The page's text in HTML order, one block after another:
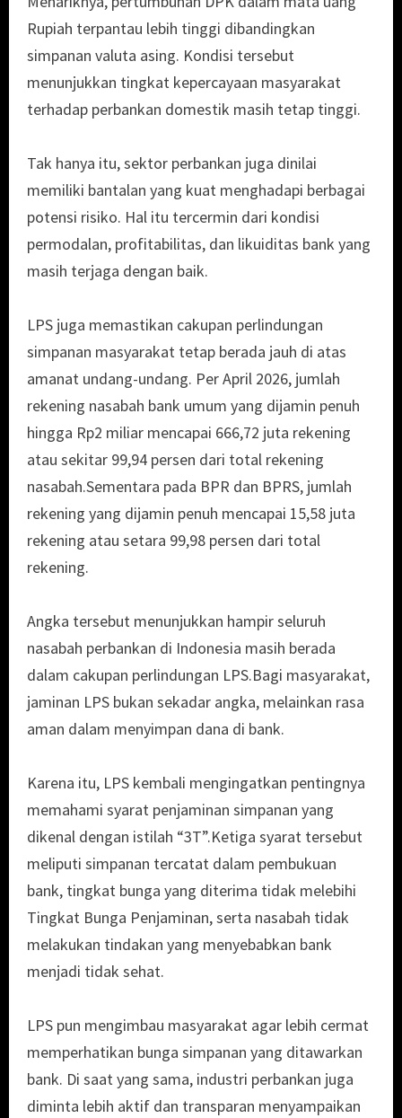
Rupiah terpantau lebih tinggi dibandingkan
simpanan valuta asing. Kondisi tersebut
menunjukkan tingkat kepercayaan masyarakat
terhadap perbankan domestik masih tetap tinggi.
Tak hanya itu, sektor perbankan juga dinilai
memiliki bantalan yang kuat menghadapi berbagai
potensi risiko. Hal itu tercermin dari kondisi
permodalan, profitabilitas, dan likuiditas bank yang
masih terjaga dengan baik.
LPS juga memastikan cakupan perlindungan
simpanan masyarakat tetap berada jauh di atas
amanat undang-undang. Per April 2026, jumlah
rekening nasabah bank umum yang dijamin penuh
hingga Rp2 miliar mencapai 666,72 juta rekening
atau sekitar 99,94 persen dari total rekening
nasabah.Sementara pada BPR dan BPRS, jumlah
rekening yang dijamin penuh mencapai 15,58 juta
rekening atau setara 99,98 persen dari total
rekening.
Angka tersebut menunjukkan hampir seluruh
nasabah perbankan di Indonesia masih berada
dalam cakupan perlindungan LPS.Bagi masyarakat,
jaminan LPS bukan sekadar angka, melainkan rasa
aman dalam menyimpan dana di bank.
Karena itu, LPS kembali mengingatkan pentingnya
memahami syarat penjaminan simpanan yang
dikenal dengan istilah “3T”.Ketiga syarat tersebut
meliputi simpanan tercatat dalam pembukuan
bank, tingkat bunga yang diterima tidak melebihi
Tingkat Bunga Penjaminan, serta nasabah tidak
melakukan tindakan yang menyebabkan bank
menjadi tidak sehat.
LPS pun mengimbau masyarakat agar lebih cermat
memperhatikan bunga simpanan yang ditawarkan
bank. Di saat yang sama, industri perbankan juga
diminta lebih aktif dan transparan menyampaikan